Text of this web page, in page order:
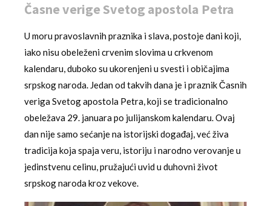
Časne verige Svetog apostola Petra
U moru pravoslavnih praznika i slava, postoje dani koji,
iako nisu obeleženi crvenim slovima u crkvenom
kalendaru, duboko su ukorenjeni u svesti i običajima
srpskog naroda. Jedan od takvih dana je i praznik Časnih
veriga Svetog apostola Petra, koji se tradicionalno
obeležava 29. januara po julijanskom kalendaru. Ovaj
dan nije samo sećanje na istorijski događaj, već živa
tradicija koja spaja veru, istoriju i narodno verovanje u
jedinstvenu celinu, pružajući uvid u duhovni život
srpskog naroda kroz vekove.